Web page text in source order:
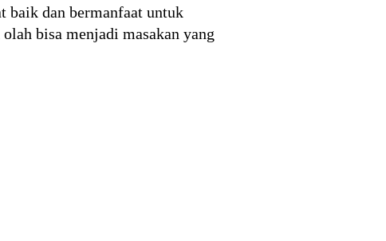
baik dan bermanfaat untuk
bisa menjadi masakan yang